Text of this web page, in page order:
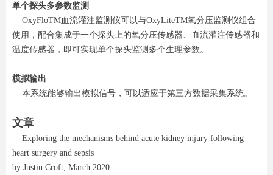
单个探头多参数监测
OxyFloTM血流灌注监测仪可以与OxyLiteTM氧分压监测仪组合
使用，配合集成于一个探头上的氧分压传感器、血流灌注传感器和
温度传感器，即可实现单个探头监测多个生理参数。
模拟输出
本系统能够输出模拟信号，可以适应于第三方数据采集系统。
文章
Exploring the mechanisms behind acute kidney injury following
heart surgery and sepsis
by Justin Croft, March 2020